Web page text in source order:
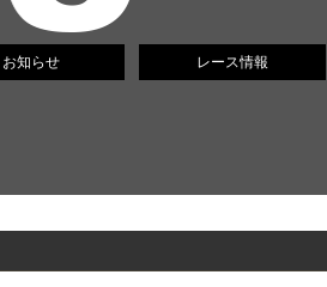
お知らせ レース情報